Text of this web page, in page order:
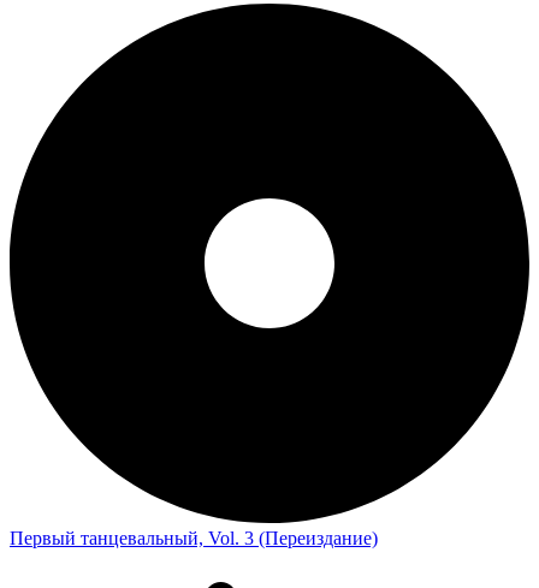
Первый танцевальный, Vol. 3 (Переиздание)